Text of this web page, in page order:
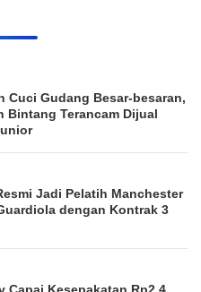
Cuci Gudang Besar-besaran,
Bintang Terancam Dijual
Jadi Pelatih Manchester
dengan Kontrak 3